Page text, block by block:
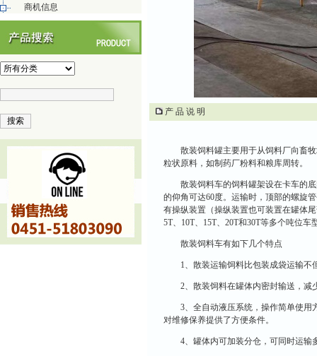
商机信息
产 品 说 明
散装饲料罐主要用于从饲料厂向畜
粒状原料，如制药厂粉料和粮库周转。
散装饲料车的饲料罐架设在卡车的
的仰角可达60度。运输时，顶部的螺旋
有操纵装置（操纵装置也可装置在罐体
5T、 10T、 15T、 20T和30T等多个吨位车
散装饲料车有如下几个特点
1、散装运输饲料比包装成袋运输
2、散装饲料在罐体内密封输送，减
3、全自动液压系统，操作简单使用
对维修保养提供了方便条件。
4、罐体内可加装分仓，可同时运输